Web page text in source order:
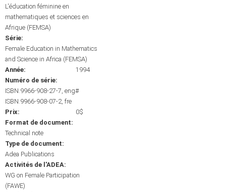
L'éducation féminine en
mathematiques et sciences en
Afrique (FEMSA)
Série:
Female Education in Mathematics
and Science in Africa (FEMSA)
Année:
1994
Numéro de série:
ISBN:9966-908-27-7, eng#
ISBN:9966-908-07-2, fre
Prix:
0$
Format de document:
Technical note
Type de document:
Adea Publications
Activités de l'ADEA:
WG on Female Participation
(FAWE)